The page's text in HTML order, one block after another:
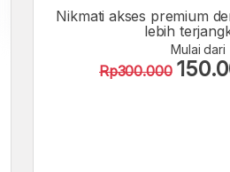
Font
A
Font
Nikmati akses premium
lebih
Mulai dari
Rp300.000